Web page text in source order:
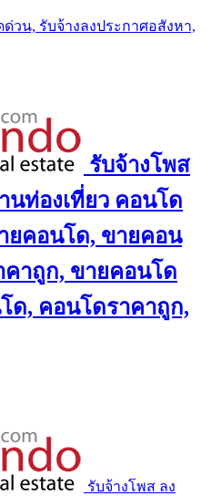
น, รับจ้างลงประกาศอสังหา,
รับจ้างโพส
นท่องเที่ยว คอนโด
ยคอนโด, ขายคอน
าถูก, ขายคอนโด
ด, คอนโดราคาถูก,
รับจ้างโพส ลง